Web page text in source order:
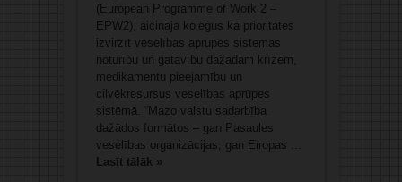
(European Programme of Work 2 –
EPW2), aicināja kolēģus kā prioritātes
izvirzīt veselības aprūpes sistēmas
noturību un gatavību dažādām krīzēm,
medikamentu pieejamību un
cilvēkresursus veselības aprūpes
sistēmā. “Mazo valstu sadarbība
dažādos formātos – gan Pasaules
veselības organizācijas, gan Eiropas ...
Lasīt tālāk »